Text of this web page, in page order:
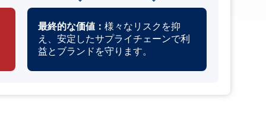
最終的な価値： 様々なリスクを抑
え、安定したサプライチェーンで利
益とブランドを守ります。